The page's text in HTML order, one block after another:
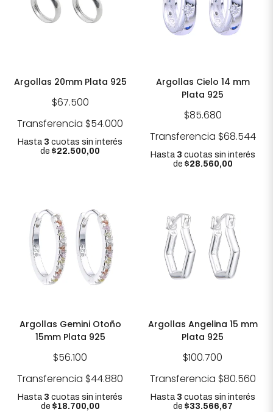
Argollas 20mm Plata 925
$67.500
Transferencia $54.000
Hasta 3 cuotas sin interés
de$22.500,00
Argollas Cielo 14 mm
Plata 925
$85.680
Transferencia $68.544
Hasta 3 cuotas sin interés
de $28.560,00
Argollas Gemini Otoño
15mm Plata 925
$56.100
Transferencia $44.880
Hasta 3 cuotas sin interés
de $18.700,00
Argollas Angelina 15 mm
Plata 925
$100.700
Transferencia $80.560
Hasta 3 cuotas sin interés
de $33.566,67